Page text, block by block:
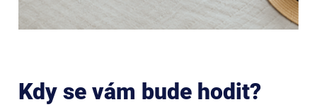
Kdy se vám bude hodit?